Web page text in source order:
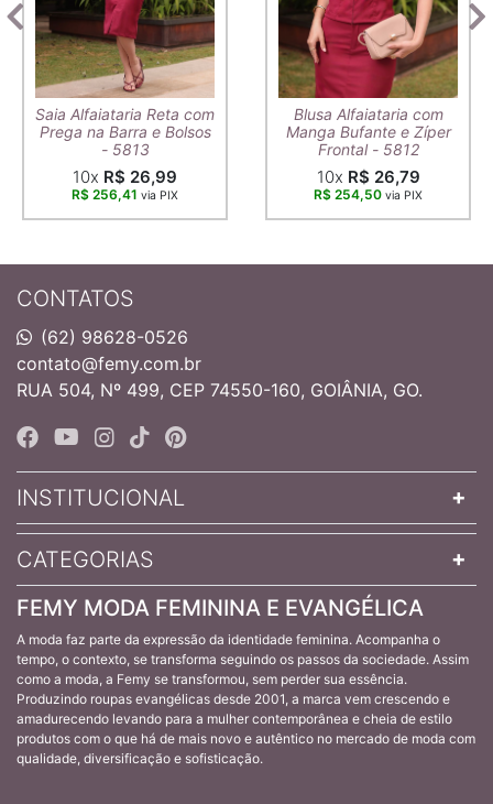
Saia Alfaiataria Reta com
Prega na Barra e Bolsos
- 5813
10x R$ 26,99
R$ 256,41 via PIX
Blusa Alfaiataria com
Manga Bufante e Zíper
Frontal - 5812
10x R$ 26,79
R$ 254,50 via PIX
CONTATOS
(62) 98628-0526
contato@femy.com.br
RUA 504, Nº 499, CEP 74550-160, GOIÂNIA, GO.
INSTITUCIONAL
CATEGORIAS
FEMY MODA FEMININA E EVANGÉLICA
A moda faz parte da expressão da identidade feminina. Acompanha o
tempo, o contexto, se transforma seguindo os passos da sociedade. Assim
como a moda, a Femy se transformou, sem perder sua essência.
Produzindo roupas evangélicas desde 2001, a marca vem crescendo e
amadurecendo levando para a mulher contemporânea e cheia de estilo
produtos com o que há de mais novo e autêntico no mercado de moda com
qualidade, diversificação e sofisticação.